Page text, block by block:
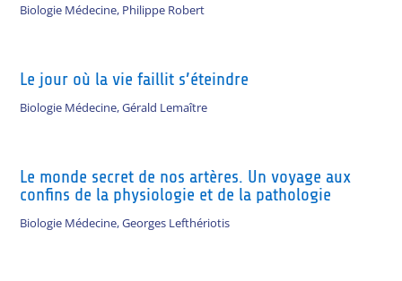
Biologie Médecine, Philippe Robert
Le jour où la vie faillit s’éteindre
Biologie Médecine,Gérald Lemaître
Le monde secret de nos artères. Un voyage aux
confins de la physiologie et de la pathologie
Biologie Médecine,Georges Lefthériotis